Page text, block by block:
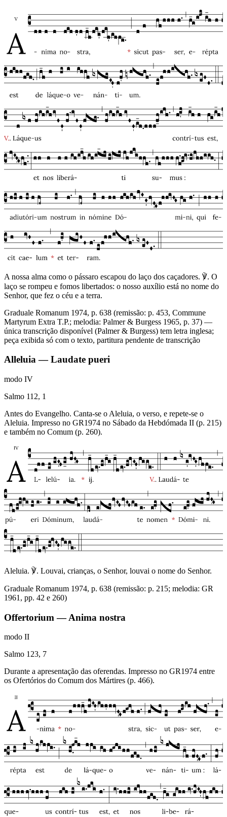
A nossa alma como o pássaro escapou do laço dos caçadores. ℣. O
laço se rompeu e fomos libertados: o nosso auxílio está no nome do
Senhor, que fez o céu e a terra.
Graduale Romanum 1974, p. 638 (remissão: p. 453, Commune
Martyrum Extra T.P.; melodia: Palmer & Burgess 1965, p. 37) —
única transcrição disponível (Palmer & Burgess) tem letra inglesa;
peça exibida só com o texto, partitura pendente de transcrição
Alleluia — Laudate pueri
modo IV
Salmo 112, 1
Antes do Evangelho. Canta-se o Aleluia, o verso, e repete-se o
Aleluia. Impresso no GR1974 no Sábado da Hebdómada II (p. 215)
e também no Comum (p. 260).
Aleluia. ℣. Louvai, crianças, o Senhor, louvai o nome do Senhor.
Graduale Romanum 1974, p. 638 (remissão: p. 215; melodia: GR
1961, pp. 42 e 260)
Offertorium — Anima nostra
modo II
Salmo 123, 7
Durante a apresentação das oferendas. Impresso no GR1974 entre
os Ofertórios do Comum dos Mártires (p. 466).